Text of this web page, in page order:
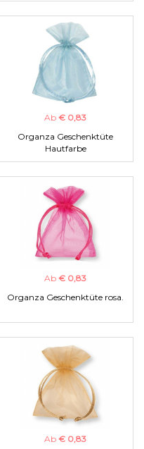
Ab € 0,83
Organza Geschenktüte
Hautfarbe
Ab € 0,83
Organza Geschenktüte rosa.
Ab € 0,83